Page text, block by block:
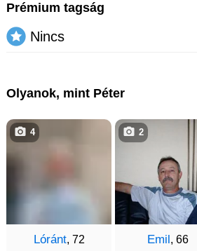
Prémium tagság
Nincs
Olyanok, mint Péter
Lóránt, 72
4
Emil , 66
2